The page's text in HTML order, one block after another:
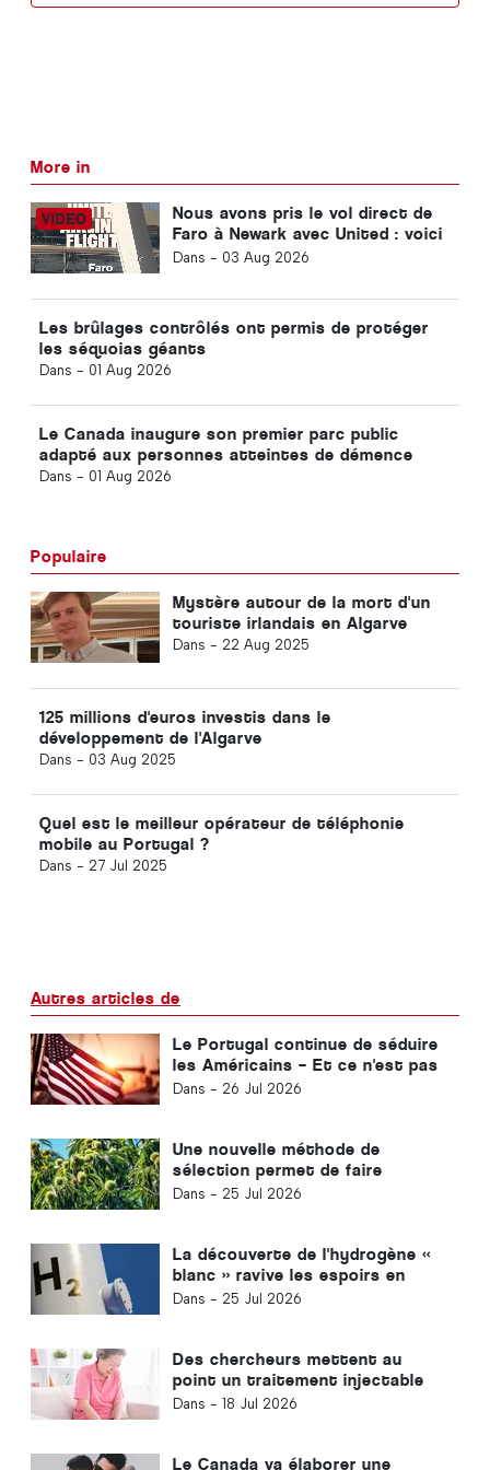
More in
Nous avons pris le vol direct de
Faro à Newark avec United : voici
à quoi ressemble vraiment la
Dans - 03 Aug 2026
Les brûlages contrôlés ont permis de protéger
les séquoias géants
Dans - 01 Aug 2026
Le Canada inaugure son premier parc public
adapté aux personnes atteintes de démence
Dans - 01 Aug 2026
Populaire
Mystère autour de la mort d'un
touriste irlandais en Algarve
Dans - 22 Aug 2025
125 millions d'euros investis dans le
développement de l'Algarve
Dans - 03 Aug 2025
Quel est le meilleur opérateur de téléphonie
mobile au Portugal ?
Dans - 27 Jul 2025
Autres articles de
Le Portugal continue de séduire
les Américains – Et ce n'est pas
seulement grâce au soleil
Dans - 26 Jul 2026
Une nouvelle méthode de
sélection permet de faire
renaître le châtaignier
Dans - 25 Jul 2026
La découverte de l'hydrogène «
blanc » ravive les espoirs en
matière d'énergie propre
Dans - 25 Jul 2026
Des chercheurs mettent au
point un traitement injectable
prometteur contre l'arthrite
Dans - 18 Jul 2026
Le Canada va élaborer une